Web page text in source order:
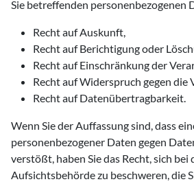
Sie betreffenden personenbezogenen
Recht auf Auskunft,
Recht auf Berichtigung oder
Recht auf Einschränkung der
Recht auf Widerspruch gegen die
Recht auf Datenübertragbarkeit.
Wenn Sie der Auffassung sind, dass
personenbezogener Daten gegen
verstößt, haben Sie das Recht, sich bei
Aufsichtsbehörde zu beschweren, die